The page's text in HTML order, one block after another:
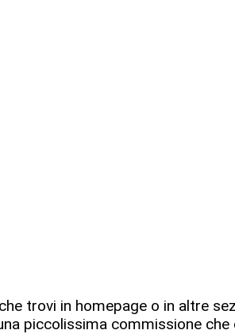
trovi in homepage o in altre
piccolissima commissione che